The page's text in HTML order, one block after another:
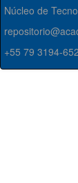
Núcleo de
+55 79 3194-